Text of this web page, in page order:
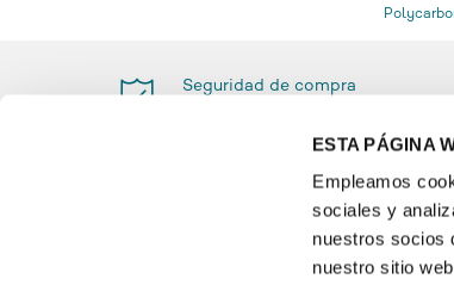
ESTA PÁGINA
Empleamos
sociales y
nuestros socios
nuestro sitio
Seguridad de compra